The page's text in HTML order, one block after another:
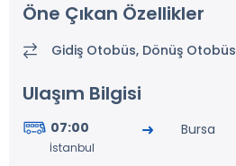
Öne Çıkan Özellikler
Gidiş Otobüs, Dönüş Otobüs
Ulaşım Bilgisi
07:00
İstanbul
Bursa